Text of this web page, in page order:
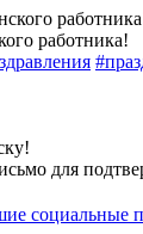
работника!
для
социальные